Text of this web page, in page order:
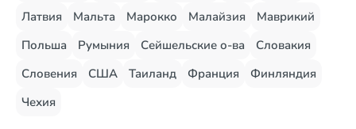
Латвия
Мальта Марокко Малайзия
Маврикий
Польша
Румыния Сейшельские о-ва
Словакия
Словения
США Таиланд Франция
Финляндия
Чехия